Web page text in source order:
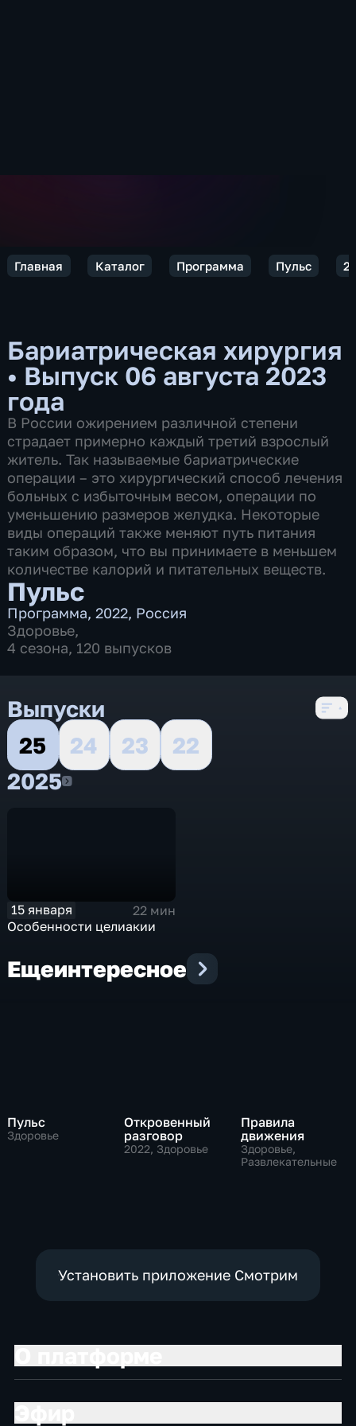
Главная Каталог Программа Пульс
Бариатрическая хирургия
• Выпуск 06 августа 2023
года
В России ожирением различной степени
страдает примерно каждый третий взрослый
житель. Так называемые бариатрические
операции – это хирургический способ лечения
больных с избыточным весом, операции по
уменьшению размеров желудка. Некоторые
виды операций также меняют путь питания
таким образом, что вы принимаете в меньшем
количестве калорий и питательных веществ.
Пульс
Программа,2022, Россия
Здоровье,
4 сезона, 120 выпусков
Выпуски
25
24 23
22
20252025
15 января
22 мин
Особенности целиакии
Ещеинтересное
Пульс
Здоровье
Откровенный
разговор
2022, Здоровье
Правила
движения
Здоровье,
Развлекательные
Установить приложение Смотрим